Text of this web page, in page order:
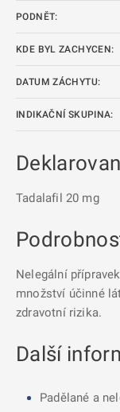
PODNĚT:
KDE BYL ZACHYCEN:
DATUM ZÁCHYTU:
INDIKAČNÍ SKUPINA:
Tadalafil 20 mg
Nelegální
množství účinné
zdravotní rizika.
Další
Padělané a